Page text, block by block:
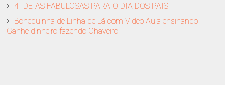
4 IDEIAS FABULOSAS PARA O DIA DOS PAIS
Bonequinha de Linha de Lã com Video Aula ensinando
Ganhe dinheiro fazendo Chaveiro